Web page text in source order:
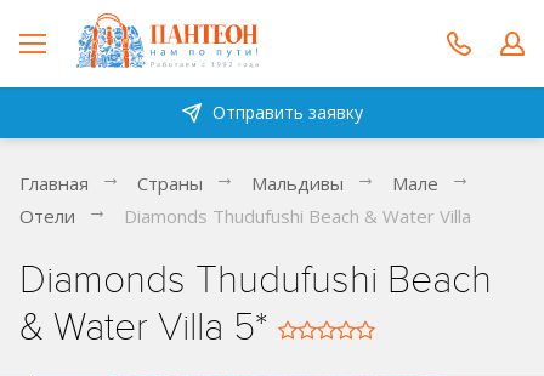
Отправить заявку
Главная Страны Мальдивы
Мале
Отели
Diamonds Thudufushi Beach & Water Villa
Diamonds Thudufushi Beach
& Water Villa 5*